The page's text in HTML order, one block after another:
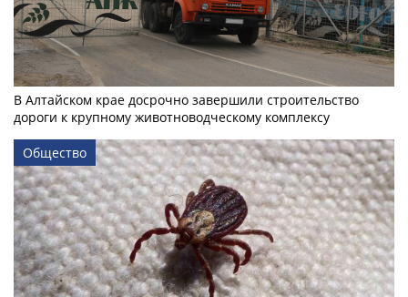
В Алтайском крае досрочно завершили строительство
дороги к крупному животноводческому комплексу
Общество